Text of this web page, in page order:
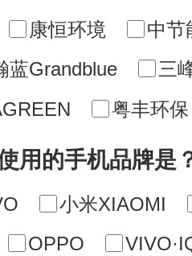
康恒环境
中节
蓝Grandblue
三
粤丰环保
用的手机品牌是
小米XIAOMI
OPPO